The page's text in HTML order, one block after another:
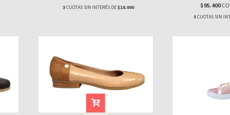
3CUOTAS SIN INTERÉS DE$18.000 $95.400
3CUOTAS SIN